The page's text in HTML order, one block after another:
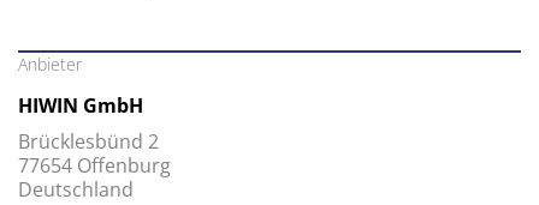
Anbieter
HIWIN GmbH
Brücklesbünd 2
77654 Offenburg
Deutschland